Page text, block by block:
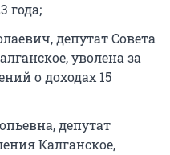
года;
депутат Совета
уволена за
о доходах 15
депутат
Калганское,